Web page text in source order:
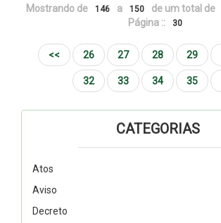
Mostrando de 146 a 150 de um total de
Página ::
30
<< 26 27 28 29
32 33 34 35
CATEGORIAS
Atos
Aviso
Decreto